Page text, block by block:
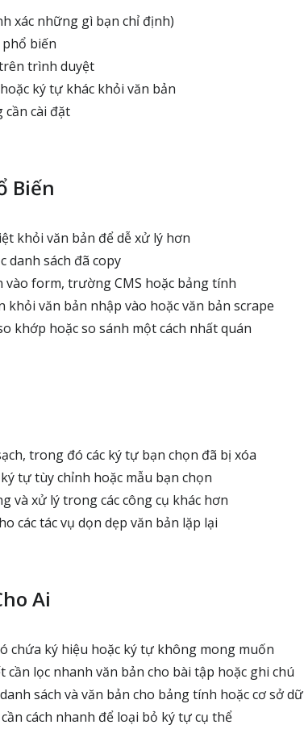
xác những gì bạn chỉ định)
phổ biến
trình duyệt
ký tự khác khỏi văn bản
cần cài đặt
Biến
khỏi văn bản để dễ xử lý hơn
danh sách đã copy
vào form, trường CMS hoặc bảng tính
văn bản nhập vào hoặc văn bản scrape
khớp hoặc so sánh một cách nhất quán
trong đó các ký tự bạn chọn đã bị xóa
tự tùy chỉnh hoặc mẫu bạn chọn
và xử lý trong các công cụ khác hơn
các tác vụ dọn dẹp văn bản lặp lại
Ai
chứa ký hiệu hoặc ký tự không mong muốn
cần lọc nhanh văn bản cho bài tập hoặc ghi chú
sách và văn bản cho bảng tính hoặc cơ sở
cách nhanh để loại bỏ ký tự cụ thể